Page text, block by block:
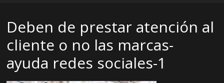
Deben de prestar atención al
cliente o no las marcas-
ayuda redes sociales-1